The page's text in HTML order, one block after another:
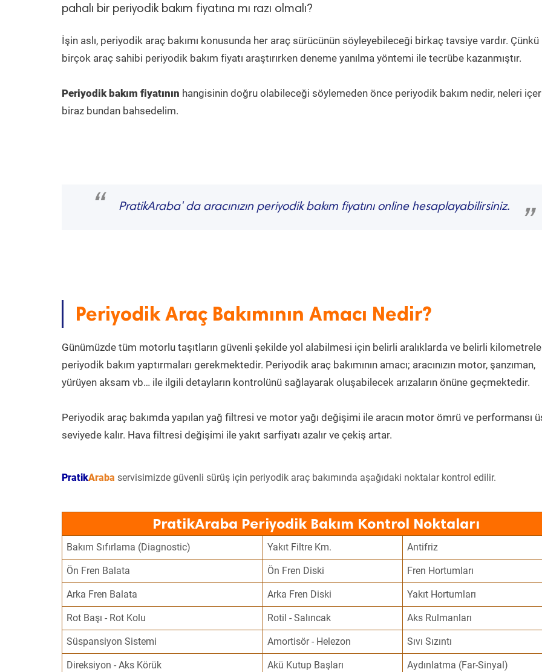
pahalı bir periyodik bakım fiyatına mı razı olmalı?
İşin aslı, periyodik araç bakımı konusunda her araç sürücünün söyleyebileceği birkaç tavsiye vardır. Çünkü
birçok araç sahibi periyodik bakım fiyatı araştırırken deneme yanılma yöntemi ile tecrübe kazanmıştır.
Periyodik bakım fiyatının hangisinin doğru olabileceği söylemeden önce periyodik bakım nedir, neleri
biraz bundan bahsedelim.
“ PratikAraba' da aracınızın periyodik bakım fiyatını online hesaplayabilirsiniz.
”
Periyodik Araç Bakımının Amacı Nedir?
Günümüzde tüm motorlu taşıtların güvenli şekilde yol alabilmesi için belirli aralıklarda ve belirli
periyodik bakım yaptırmaları gerekmektedir. Periyodik araç bakımının amacı; aracınızın motor, şanzıman,
yürüyen aksam vb… ile ilgili detayların kontrolünü sağlayarak oluşabilecek arızaların önüne geçmektedir.
Periyodik araç bakımda yapılan yağ filtresi ve motor yağı değişimi ile aracın motor ömrü ve performansı
seviyede kalır. Hava filtresi değişimi ile yakıt sarfiyatı azalır ve çekiş artar.
PratikAraba servisimizde güvenli sürüş için periyodik araç bakımında aşağıdaki noktalar kontrol edilir.
PratikAraba Periyodik Bakım Kontrol Noktaları
Bakım Sıfırlama (Diagnostic) Yakıt Filtre Km. Antifriz
Ön Fren Balata Ön Fren Diski Fren Hortumları
Arka Fren Balata Arka Fren Diski Yakıt Hortumları
Rot Başı - Rot Kolu Rotil - Salıncak Aks Rulmanları
Süspansiyon Sistemi Amortisör - Helezon Sıvı Sızıntı
Direksiyon - Aks Körük Akü Kutup Başları Aydınlatma (Far-Sinyal)